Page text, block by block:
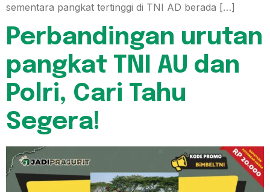
sementara pangkat tertinggi di TNI AD berada […]
Perbandingan urutan
pangkat TNI AU dan
Polri, Cari Tahu
Segera!